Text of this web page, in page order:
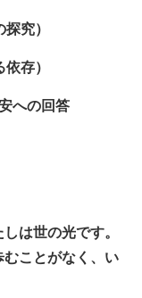
究）
存）
への回答
は世の光です。
ことがなく、い